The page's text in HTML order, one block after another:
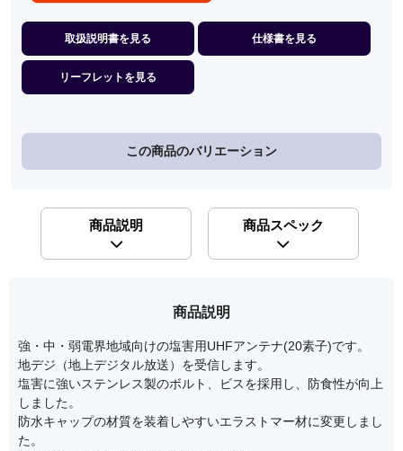
取扱説明書を見る 仕様書を見る
リーフレットを見る
この商品のバリエーション
商品説明 商品スペック
商品説明
強・中・弱電界地域向けの塩害用UHFアンテナ(20素子)です。
地デジ（地上デジタル放送）を受信します。
塩害に強いステンレス製のボルト、ビスを採用し、防食性が向上
しました。
防水キャップの材質を装着しやすいエラストマー材に変更しまし
た。